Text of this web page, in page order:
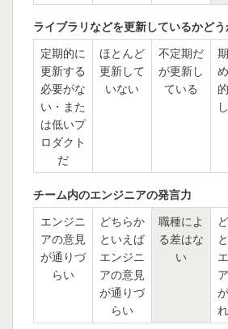
ライブラリなどを更新しているかど
定期的に
更新する
必要がな
い・また
は低いプ
ロダクト
だ
ほとんど
更新して
いない
不定期だ
が更新し
ている
チーム内のエンジニアの発言力
エンジニ
アの意見
が通りづ
らい
どちらか
といえば
エンジニ
アの意見
が通りづ
らい
職種によ
る差はな
い